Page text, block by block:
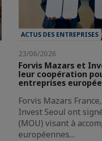
ACTUS DES ENTREPRISES
23/06/2026
Forvis Mazars et
leur coopération
entreprises
Forvis Mazars
Invest Seoul ont
(MOU) visant à
européennes…